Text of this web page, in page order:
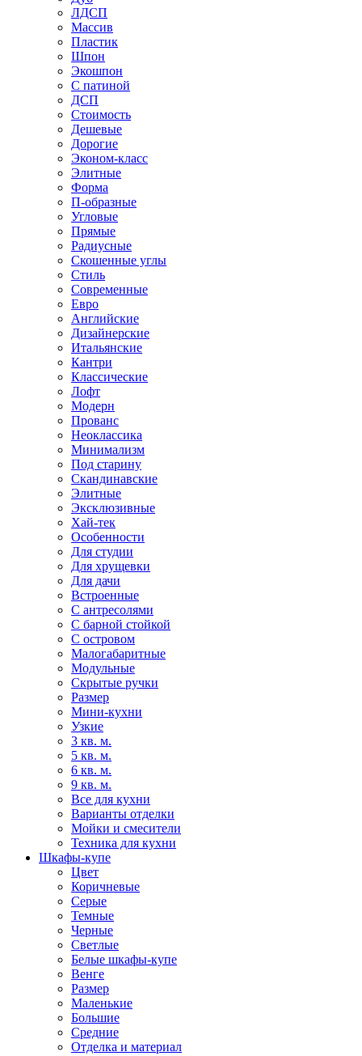
ЛДСП
Массив
Пластик
Шпон
Экошпон
С патиной
ДСП
Стоимость
Дешевые
Дорогие
Эконом-класс
Элитные
Форма
П-образные
Угловые
Прямые
Радиусные
Скошенные углы
Стиль
Современные
Евро
Английские
Дизайнерские
Итальянские
Кантри
Классические
Лофт
Модерн
Прованс
Неоклассика
Минимализм
Под старину
Скандинавские
Элитные
Эксклюзивные
Хай-тек
Особенности
Для студии
Для хрущевки
Для дачи
Встроенные
С антресолями
С барной стойкой
С островом
Малогабаритные
Модульные
Скрытые ручки
Размер
Мини-кухни
Узкие
3 кв. м.
5 кв. м.
6 кв. м.
9 кв. м.
Все для кухни
Варианты отделки
Мойки и смесители
Техника для кухни
Шкафы-купе
Цвет
Коричневые
Серые
Темные
Черные
Светлые
Белые шкафы-купе
Венге
Размер
Маленькие
Большие
Средние
Отделка и материал